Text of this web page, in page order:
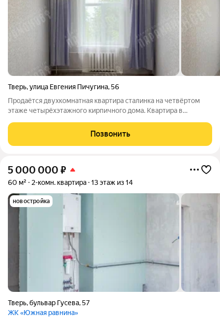
Тверь,улица Евгения Пичугина,56
Продаётся двухкомнатная квартира сталинка на четвёртом
этаже четырёхэтажного кирпичного дома. Квартира в
Общая площадь 62,3 кв.м., комнаты изолированные (17,8 + 14,7
м), кухня 10,4 м.
Позвонить
5 000 000 ₽
60 м² 2-комн. квартира 13 этаж из 14
новостройка
Тверь,бульвар Гусева,57
ЖК «Южная равнина»